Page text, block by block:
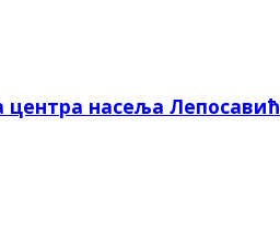
центра насеља Лепосавић